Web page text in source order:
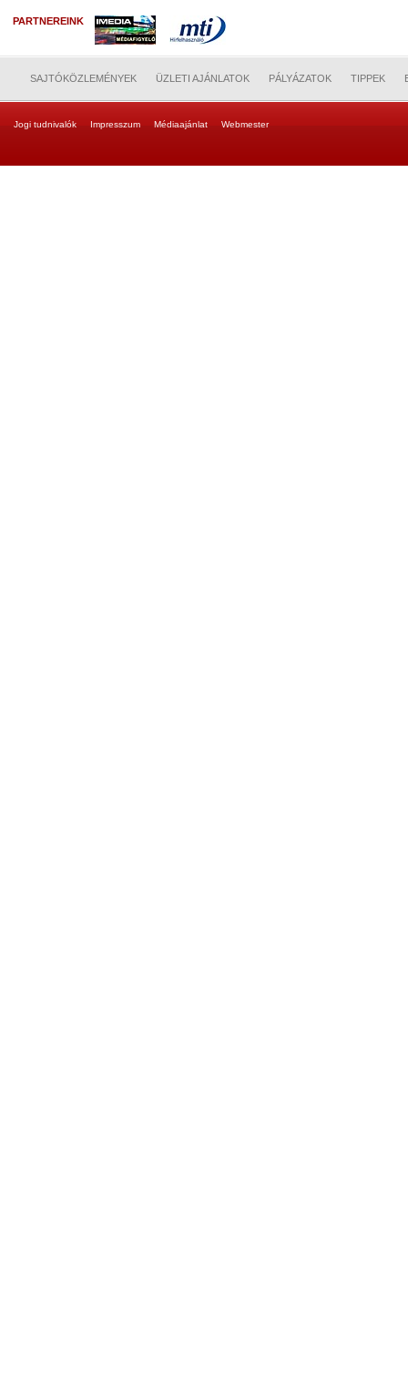
PARTNEREINK
SAJTÓKÖZLEMÉNYEK ÜZLETI AJÁNLATOK PÁLYÁZATOK TIPPEK
Jogi tudnivalók Impresszum Médiaajánlat Webmester